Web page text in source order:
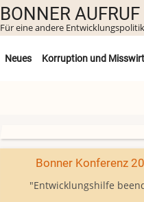
BONNER AUFRUF
Für eine andere
Untermenü
Neues Korruption und
Bonner Konferenz
"Entwicklungshilfe